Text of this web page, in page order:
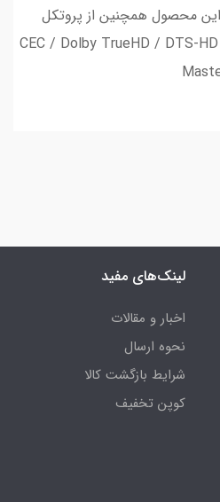
محصول همچنین از پروتکل
های زیر نیز پشتیبانی میکند: CEC / Dolby TrueHD / DTS-HD
لینک‌های مفید
اخبار و مقالات
نحوه ارسال
شرایط بازگشت کالا
کوپن تخفیف